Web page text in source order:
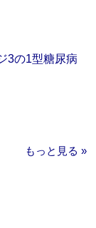
3の1型糖尿病
もっと見る »